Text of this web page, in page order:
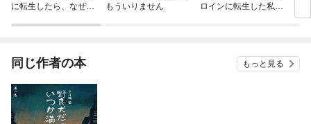
に転生したら、なぜか
もういりません
ロインに転生した私、
同じ作者の本 もっと見る